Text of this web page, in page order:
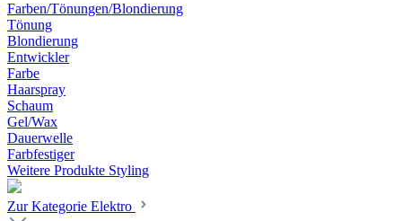
Farben/Tönungen/Blondierung
Tönung
Blondierung
Entwickler
Farbe
Haarspray
Schaum
Gel/Wax
Dauerwelle
Farbfestiger
Weitere Produkte Styling
Zur Kategorie Elektro